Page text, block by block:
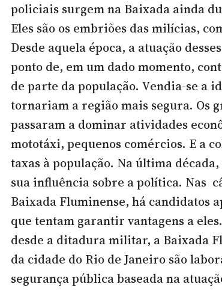
policiais surgem na Baixada ainda
Eles são os embriões das milícias,
Desde aquela época, a atuação
ponto de, em um dado momento,
de parte da população. Vendia-se a
tornariam a região mais segura. Os
passaram a dominar atividades
mototáxi, pequenos comércios. E a
taxas à população. Na última
sua influência sobre a política. Nas
Baixada Fluminense, há candidatos
que tentam garantir vantagens a
desde a ditadura militar, a Baixada
da cidade do Rio de Janeiro são
segurança pública baseada na